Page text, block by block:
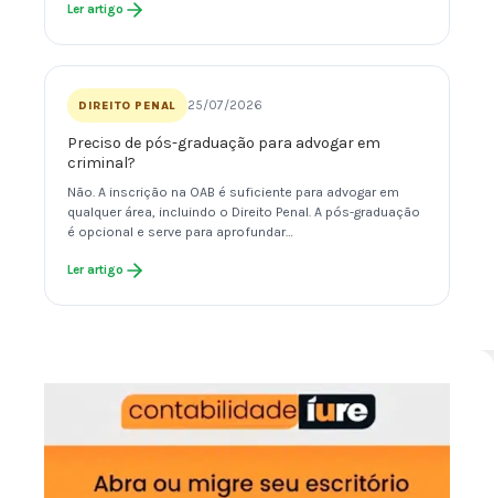
Ler artigo
DIREITO PENAL 25/07/2026
Preciso de pós-graduação para advogar em
criminal?
Não. A inscrição na OAB é suficiente para advogar em
qualquer área, incluindo o Direito Penal. A pós-graduação
é opcional e serve para aprofundar…
Ler artigo